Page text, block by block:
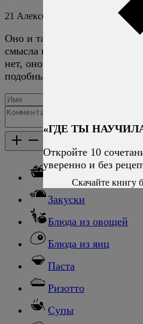
21 Алексей Онегин 10 января
Оно и так должно быть
смысла в замачивании перед
нет, оно актуально для
подобных методов.
Салаты
Закуски
Блюда из овощей
Блюда из яиц
Паста
Ризотто
Супы
«ГДЕ ТЫ
Откройте 10
уверенно и без
Скачайте книгу